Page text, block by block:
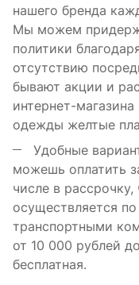
нашего бренда
Мы можем
политики
отсутствию
бывают акции и
интернет-
одежды желтые
Удобные
можешь оплатить
числе в
осуществляется
транспортными
от 10 000 рублей
бесплатная.